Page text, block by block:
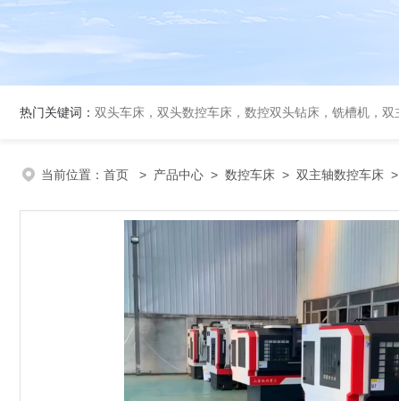
热门关键词： 双头车床，双头数控车床，数控双头钻床，铣槽机，
当前位置： 首页 > 产品中心 > 数控车床 > 双主轴数控车床